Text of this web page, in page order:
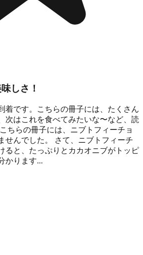
しさ！
着です。こちらの冊子には、たくさん
次はこれを食べてみたいな〜など、読
ちらの冊子には、ニブトフィーチョ
せんでした。 さて、ニブトフィーチ
ると、たっぷりとカカオニブがトッピ
かります...